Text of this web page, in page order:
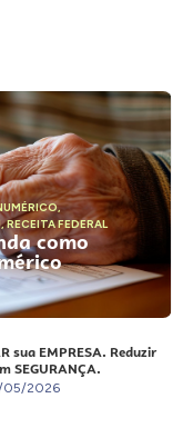
,
,RECEITA FEDERAL
como
sua EMPRESA. Reduzir
SEGURANÇA.
05/2026